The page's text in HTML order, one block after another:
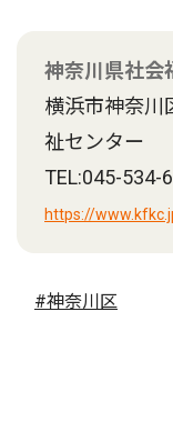
神奈川県社
横浜市神奈
祉センター
TEL:045-534-
https://
#神奈川区